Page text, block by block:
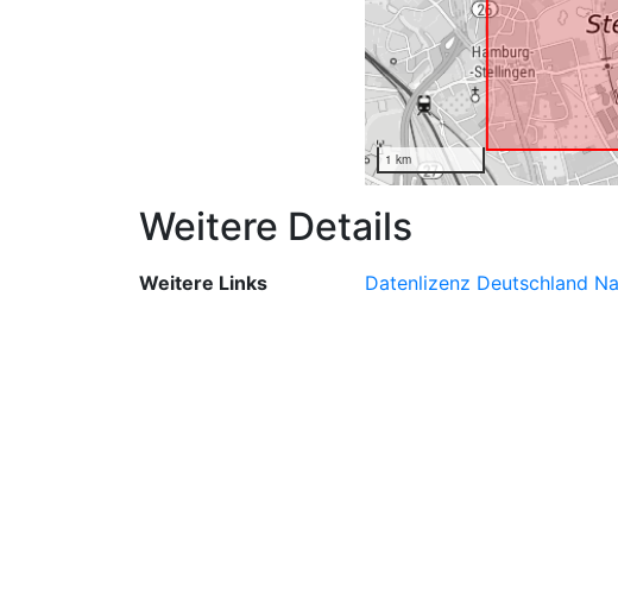
1 km
Weitere Details
Weitere Links Datenlizenz Deutschland